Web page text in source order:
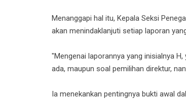
Menanggapi hal itu, Kepala Seksi
akan menindaklanjuti setiap laporan
"Mengenai laporannya yang inisialnya
ada, maupun soal pemilihan direktur,
Ia menekankan pentingnya bukti awal